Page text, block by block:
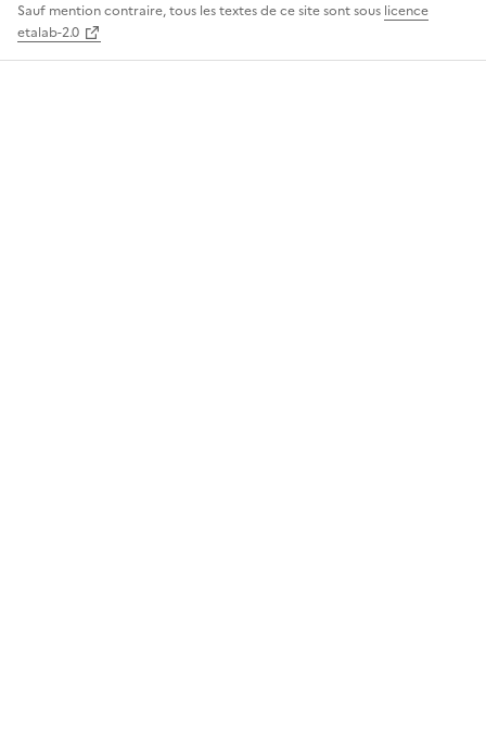
Sauf mention contraire, tous les textes de ce site sont sous licence
etalab-2.0